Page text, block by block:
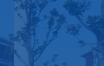
团学工作
思想引领